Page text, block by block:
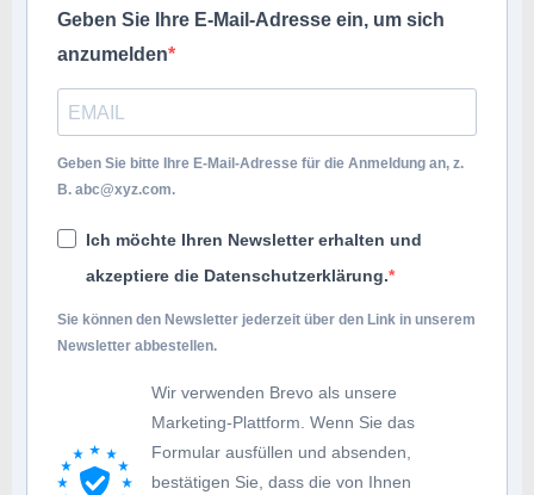
Geben Sie Ihre E-Mail-Adresse ein, um sich
anzumelden
Geben Sie bitte Ihre E-Mail-Adresse für die Anmeldung an, z.
B. abc@xyz.com.
Ich möchte Ihren Newsletter erhalten und
akzeptiere die Datenschutzerklärung.
Sie können den Newsletter jederzeit über den Link in unserem
Newsletter abbestellen.
Wir verwenden Brevo als unsere
Marketing-Plattform. Wenn Sie das
Formular ausfüllen und absenden,
bestätigen Sie, dass die von Ihnen